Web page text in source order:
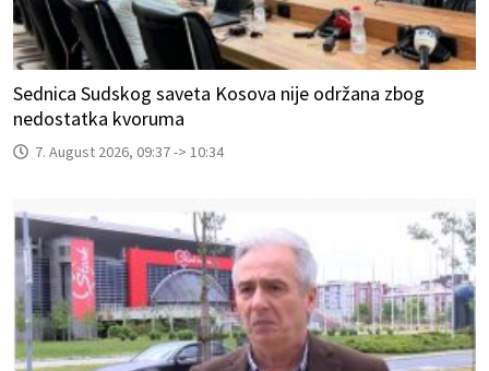
Sednica Sudskog saveta Kosova nije održana zbog
nedostatka kvoruma
7. August 2026, 09:37 -> 10:34